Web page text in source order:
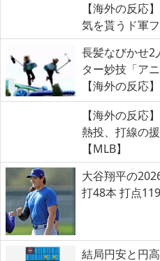
【海外の反応
気を貰うド軍
長髪なびかせ2
ター妙技「ア
【海外の反応】
【海外の反応
熱投、打線の
【MLB】
大谷翔平の
打48本 打点119
結局円安と円